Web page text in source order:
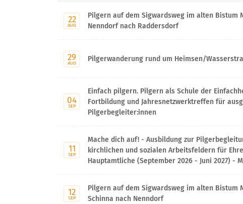
22
AUG
Pilgern auf dem Sigwardsweg im alten Bistum
Nenndorf nach Raddersdorf
29
AUG
Pilgerwanderung rund um Heimsen/
04
SEP
Einfach pilgern. Pilgern als Schule der
Fortbildung und Jahresnetzwerktreffen für
Pilgerbegleiter:innen
11
SEP
Mache dich auf! - Ausbildung zur
kirchlichen und sozialen Arbeitsfeldern für
Hauptamtliche (September 2026 - Juni 2027) -
12
SEP
Pilgern auf dem Sigwardsweg im alten Bistum
Schinna nach Nenndorf